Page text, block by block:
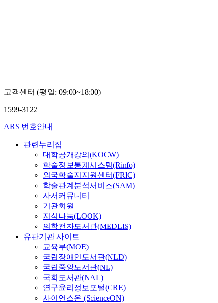
고객센터 (평일: 09:00~18:00)
1599-3122
ARS 번호안내
관련누리집
대학공개강의(KOCW)
학술정보통계시스템(Rinfo)
외국학술지지원센터(FRIC)
학술관계분석서비스(SAM)
사서커뮤니티
기관회원
지식나눔(LOOK)
의학전자도서관(MEDLIS)
유관기관 사이트
교육부(MOE)
국립장애인도서관(NLD)
국립중앙도서관(NL)
국회도서관(NAL)
연구윤리정보포털(CRE)
사이언스온 (ScienceON)